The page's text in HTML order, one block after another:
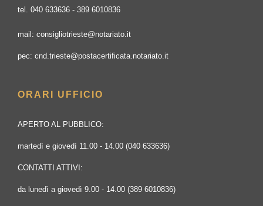
tel. 040 633636 - 389 6010836
mail: consigliotrieste@notariato.it
pec: cnd.trieste@postacertificata.notariato.it
ORARI UFFICIO
APERTO AL PUBBLICO:
martedì e giovedì 11.00 - 14.00 (040 633636)
CONTATTI ATTIVI:
da lunedì a giovedì 9.00 - 14.00 (389 6010836)